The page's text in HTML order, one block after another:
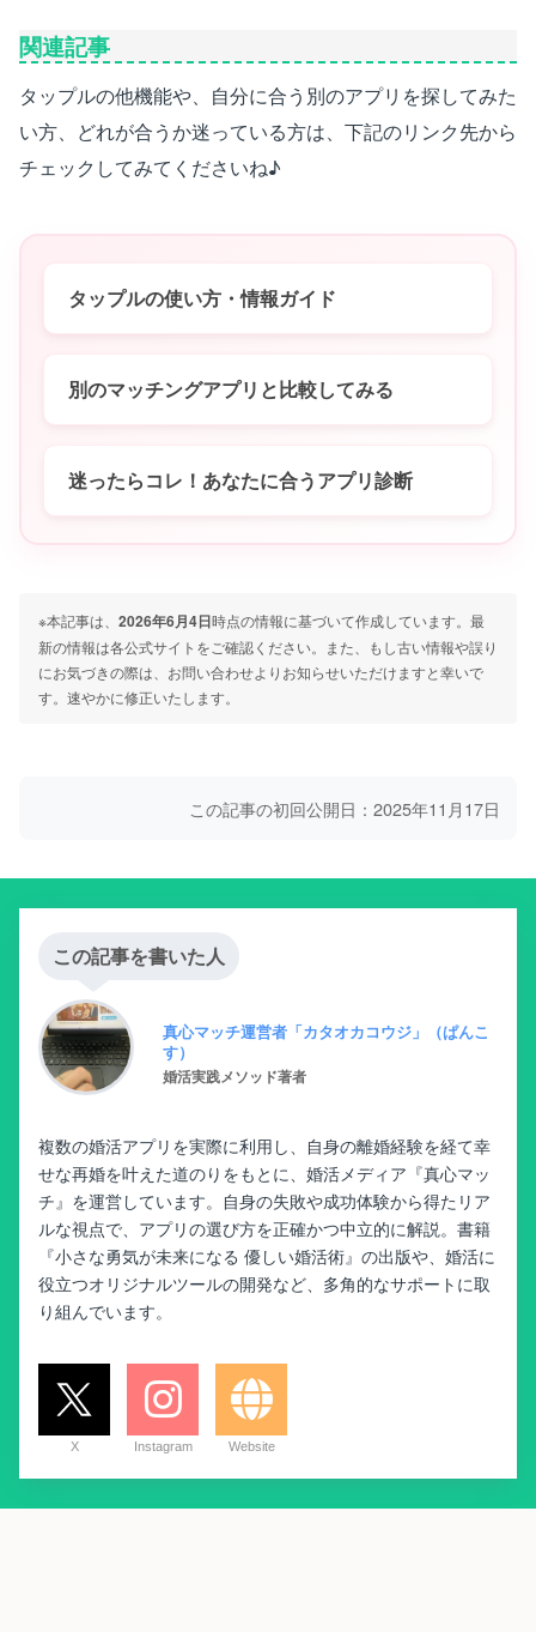
関連記事
タップルの他機能や、自分に合う別のアプリを探してみた
い方、どれが合うか迷っている方は、下記のリンク先から
チェックしてみてくださいね♪
タップルの使い方・情報ガイド
別のマッチングアプリと比較してみる
迷ったらコレ！あなたに合うアプリ診断
※本記事は、 2026年6月4日時点の情報に基づいて作成しています。最
新の情報は各公式サイトをご確認ください。また、もし古い情報や誤り
にお気づきの際は、お問い合わせよりお知らせいただけますと幸いで
す。速やかに修正いたします。
この記事の初回公開日：2025年11月17日
この記事を書いた人
真心マッチ運営者「カタオカコウジ」（ぱんこ
す）
婚活実践メソッド著者
複数の婚活アプリを実際に利用し、自身の離婚経験を経て幸
せな再婚を叶えた道のりをもとに、婚活メディア『真心マッ
チ』を運営しています。自身の失敗や成功体験から得たリア
ルな視点で、アプリの選び方を正確かつ中立的に解説。書籍
『小さな勇気が未来になる 優しい婚活術』の出版や、婚活に
役立つオリジナルツールの開発など、多角的なサポートに取
り組んでいます。
X Instagram Website